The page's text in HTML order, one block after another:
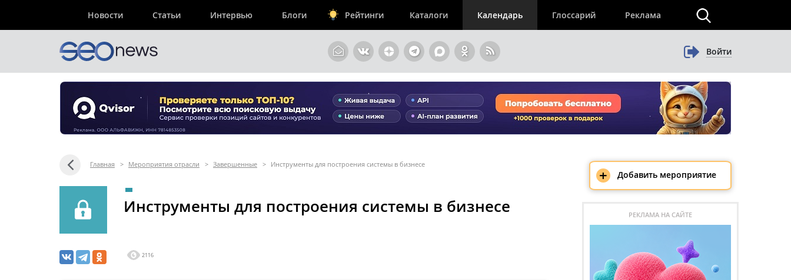
Новости Статьи Интервью Блоги Рейтинги Каталоги Календарь Глоссарий Реклама
Войти
Главная > Мероприятия отрасли > Завершенные > Инструменты для построения системы в бизнесе
Инструменты для построения системы в бизнесе
2116
+ Добавить мероприятие
РЕКЛАМА НА САЙТЕ